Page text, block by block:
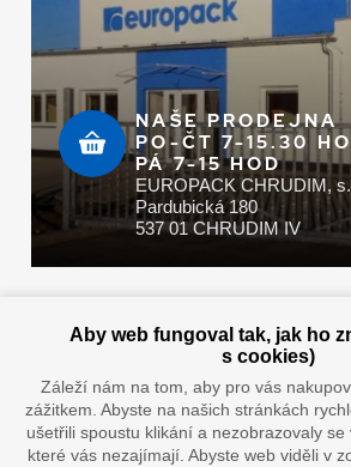
NAŠE PRODEJNA
PO-ČT 7-15.30
PÁ 7-15 HOD
EUROPACK CHRUDIM,
Pardubická 180
537 01 CHRUDIM IV
Doprava vaším oblíbeným
Aby web fungoval tak, jak ho
s cookies)
Záleží nám na tom, aby pro vás
zážitkem. Abyste na našich stránkách
ušetřili spoustu klikání a nezobrazovaly
které vás nezajímají. Abyste web viděli v